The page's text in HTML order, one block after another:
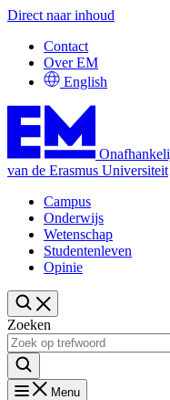
Direct naar inhoud
Contact
Over EM
English
van de Erasmus Universiteit
Campus
Onderwijs
Wetenschap
Studentenleven
Opinie
Zoeken
Menu